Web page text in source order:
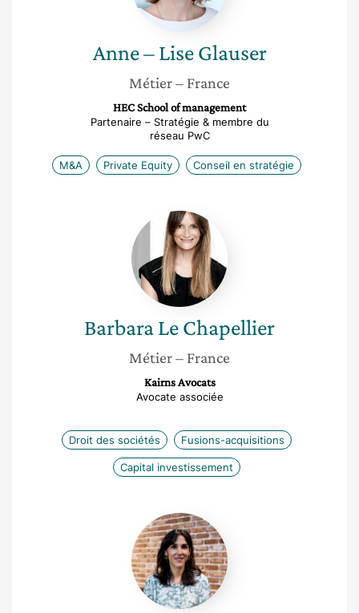
Anne – Lise Glauser
Métier– France
HEC School of management
Partenaire – Stratégie & membre du
réseau PwC
M&A Private Equity Conseil en stratégie
Barbara
Le
Chapellier
BarbaraLe Chapellier
Métier– France
Kairns Avocats
Avocate associée
Droit des sociétés Fusions-acquisitions
Capital investissement
Julie
Seroka